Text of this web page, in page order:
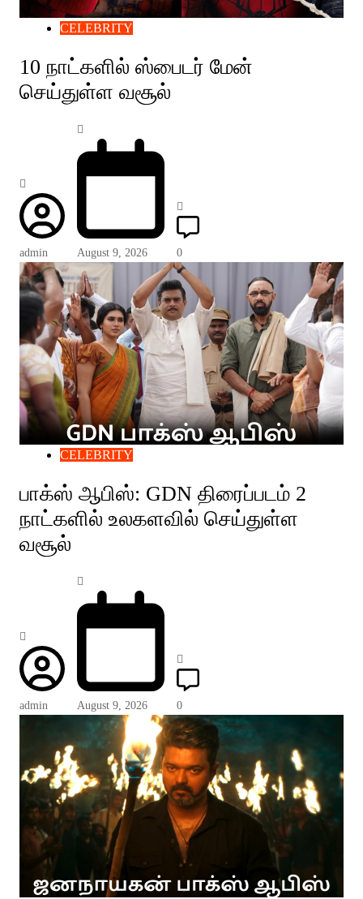
CELEBRITY
10 நாட்களில் ஸ்பைடர் மேன்
செய்துள்ள வசூல்
admin August 9, 2026 0
CELEBRITY
பாக்ஸ் ஆபிஸ்: GDN திரைப்படம் 2
நாட்களில் உலகளவில் செய்துள்ள
வசூல்
admin August 9, 2026 0